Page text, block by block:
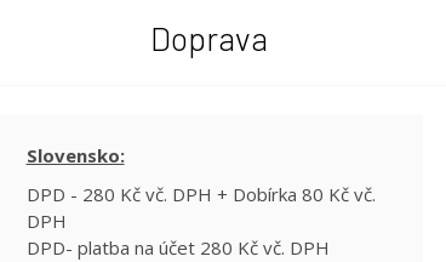
Doprava
Slovensko:
DPD - 280 Kč vč. DPH + Dobírka 80 Kč vč.
DPH
DPD- platba na účet 280 Kč vč. DPH